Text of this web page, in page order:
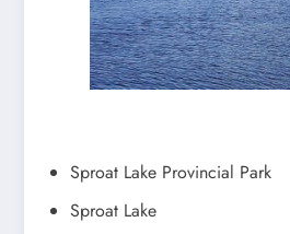
Sproat Lake Provincial Park
Sproat Lake